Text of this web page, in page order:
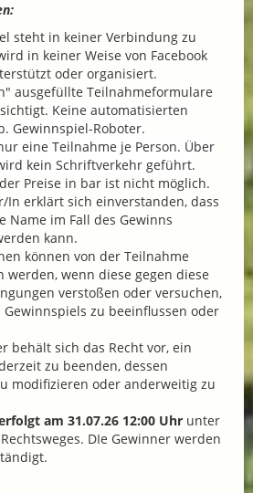
steht in keiner Verbindung zu
in keiner Weise von Facebook
oder organisiert.
ausgefüllte Teilnahmeformulare
Keine automatisierten
Gewinnspiel-Roboter.
eine Teilnahme je Person. Über
kein Schriftverkehr geführt.
Preise in bar ist nicht möglich.
In erklärt sich einverstanden, dass
Name im Fall des Gewinns
kann.
können von der Teilnahme
werden, wenn diese gegen diese
verstoßen oder versuchen,
zu beeinflussen oder
behält sich das Recht vor, ein
zu beenden, dessen
modifizieren oder anderweitig zu
am 31.07.26 12:00 Uhr unter
DIe Gewinner werden